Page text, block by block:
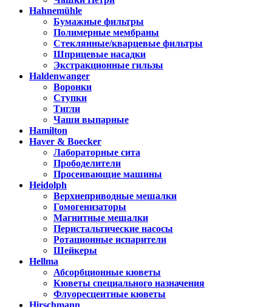
Hahnemühle
Бумажные фильтры
Полимерные мембраны
Стеклянные/кварцевые фильтры
Шприцевые насадки
Экстракционные гильзы
Haldenwanger
Воронки
Ступки
Тигли
Чаши выпарные
Hamilton
Haver & Boecker
Лабораторные сита
Прободелители
Просеивающие машины
Heidolph
Верхнеприводные мешалки
Гомогенизаторы
Магнитные мешалки
Перистальтические насосы
Ротационные испарители
Шейкеры
Hellma
Абсорбционные кюветы
Кюветы специального назначения
Флуоресцентные кюветы
Hirschmann